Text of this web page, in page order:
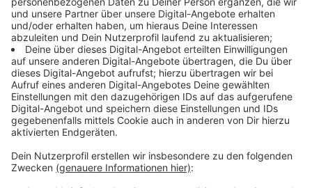
zu dem bürgerliche Projekte gefördert werden können.
Nach Angaben des Kreises Mettmann werden
insgesamt 49 Projekte mit je 1.000 Euro gefördert; der
Antrag kann ab dem 1. Januar gestellt werden.
Mehr Infos gibt eshier.
Anzeige